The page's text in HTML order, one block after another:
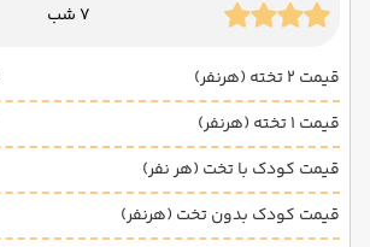
7 شب
قیمت 2 تخته (هرنفر)
قیمت 1 تخته (هرنفر)
قیمت کودک با تخت (هر نفر)
قیمت کودک بدون تخت (هرنفر)